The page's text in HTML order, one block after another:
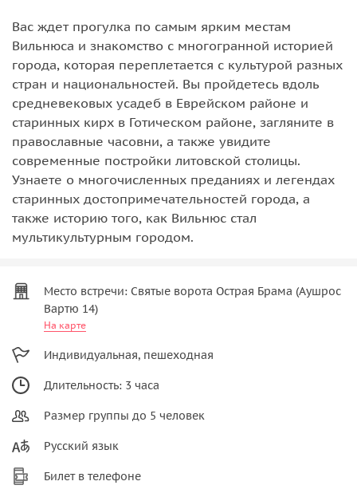
Вас ждет прогулка по самым ярким местам
Вильнюса и знакомство с многогранной историей
города, которая переплетается с культурой разных
стран и национальностей. Вы пройдетесь вдоль
средневековых усадеб в Еврейском районе и
старинных кирх в Готическом районе, загляните в
православные часовни, а также увидите
современные постройки литовской столицы.
Узнаете о многочисленных преданиях и легендах
старинных достопримечательностей города, а
также историю того, как Вильнюс стал
мультикультурным городом.
Место встречи: Святые ворота Острая Брама (Аушрос
Вартю 14)
На карте
Индивидуальная, пешеходная
Длительность: 3 часа
Размер группы до 5 человек
Русский язык
Билет в телефоне